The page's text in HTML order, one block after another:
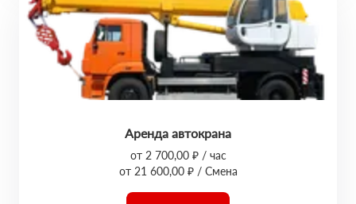
Аренда автокрана
от 2 700,00 ₽ / час
от 21 600,00 ₽ / Смена